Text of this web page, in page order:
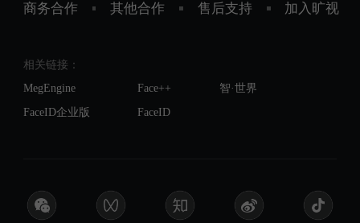
商务合作 其他合作 售后支持 加入旷视
相关链接：
MegEngine
FaceID企业版
Face++
FaceID
智·世界